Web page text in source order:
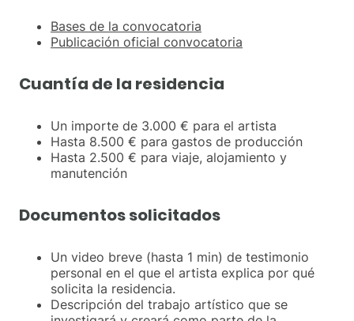
Bases de la convocatoria
Publicación oficial convocatoria
Cuantía de la residencia
Un importe de 3.000 € para el artista
Hasta 8.500 € para gastos de producción
Hasta 2.500 € para viaje, alojamiento y
manutención
Documentos solicitados
Un video breve (hasta 1 min) de testimonio
personal en el que el artista explica por qué
solicita la residencia.
Descripción del trabajo artístico que se